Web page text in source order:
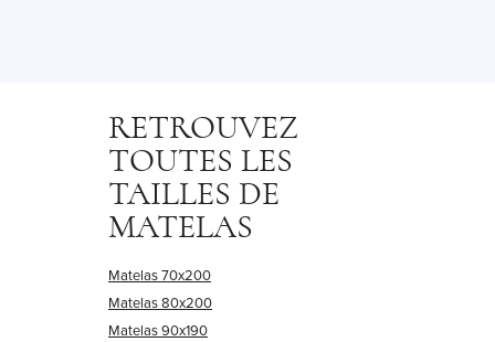
RETROUVEZ
TOUTES LES
TAILLES DE
MATELAS
Matelas 70x200
Matelas 80x200
Matelas 90x190